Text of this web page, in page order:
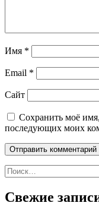
Имя *
Email *
Сайт
Сохранить моё
последующих моих
Найти:
Свежие